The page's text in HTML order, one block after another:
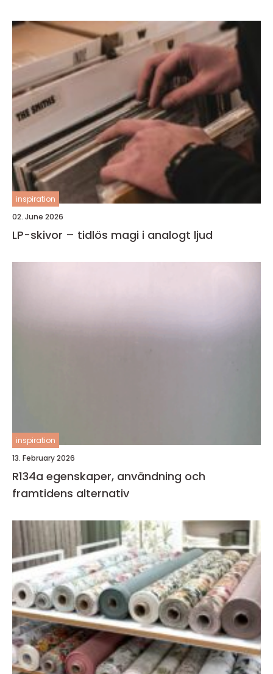
inspiration
02. June 2026
LP-skivor – tidlös magi i analogt ljud
inspiration
13. February 2026
R134a egenskaper, användning och
framtidens alternativ